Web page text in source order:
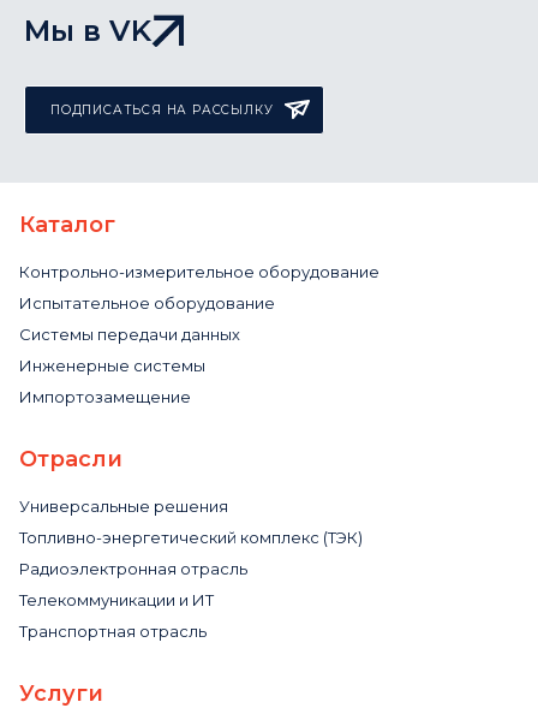
Мы в VK
ПОДПИСАТЬСЯ НА РАССЫЛКУ
Каталог
Контрольно-измерительное оборудование
Испытательное оборудование
Системы передачи данных
Инженерные системы
Импортозамещение
Отрасли
Универсальные решения
Топливно-энергетический комплекс (ТЭК)
Радиоэлектронная отрасль
Телекоммуникации и ИТ
Транспортная отрасль
Услуги